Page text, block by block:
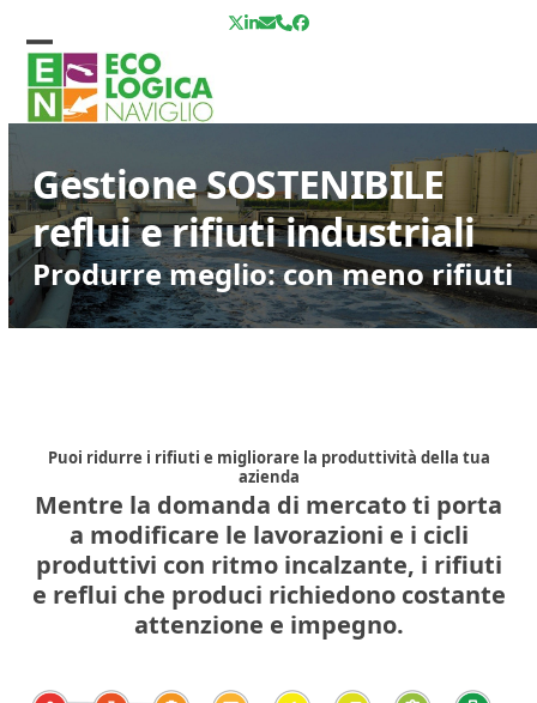
content
Twitter
LinkedIn
Email
Telefono
Facebook
Open
mobile
Close
mobile
Gestione SOSTENIBILE
reflui e rifiuti industriali
Produrre meglio: con meno rifiuti
Puoi ridurre i rifiuti e migliorare la produttività della tua
azienda
Mentre la domanda di mercato ti porta
a modificare le lavorazioni e i cicli
produttivi con ritmo incalzante, i rifiuti
e reflui che produci richiedono costante
attenzione e impegno.